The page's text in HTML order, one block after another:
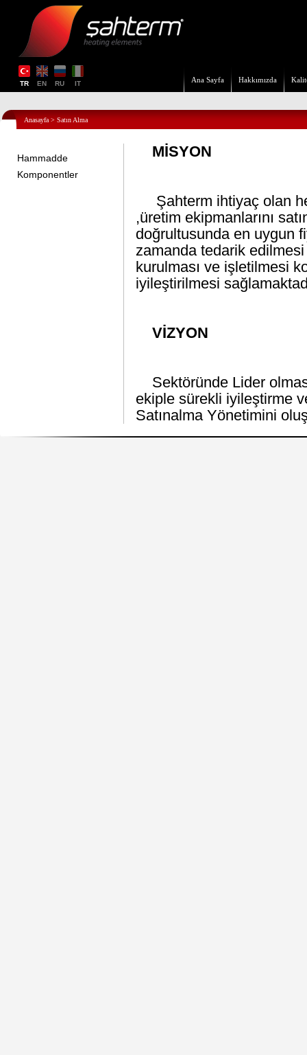
TR EN RU IT Ana Sayfa Hakkımızda
Anasayfa > Satın Alma
Hammadde
Komponentler
MİSYON
Şahterm ihtiyaç olan
,üretim ekipmanlarını
doğrultusunda en uygun
zamanda tedarik
kurulması ve işletilmesi
iyileştirilmesi
VİZYON
Sektöründe Lider
ekiple sürekli iyileştirme
Satınalma Yönetimini